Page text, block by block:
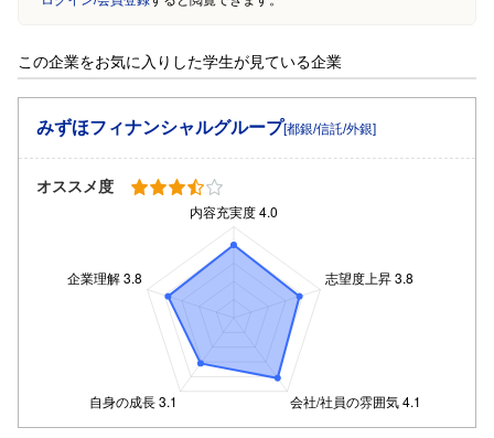
この企業をお気に入りした学生が見ている企業
みずほフィナンシャルグループ[都銀/信託/外銀]
オススメ度